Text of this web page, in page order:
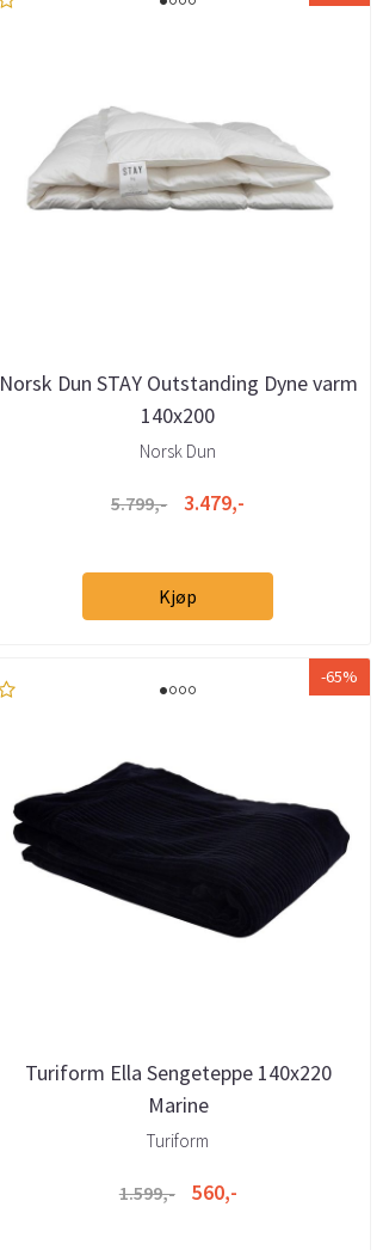
Norsk Dun STAY Outstanding Dyne varm
140x200
Norsk Dun
5.799,- 3.479,-
Kjøp
-65%
Turiform Ella Sengeteppe 140x220
Marine
Turiform
1.599,- 560,-